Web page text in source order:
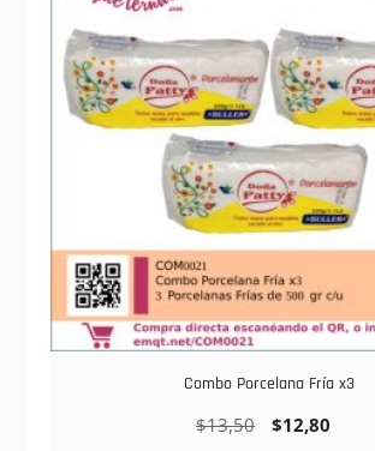
Combo Porcelana Fría x3
$13,50 $12,80